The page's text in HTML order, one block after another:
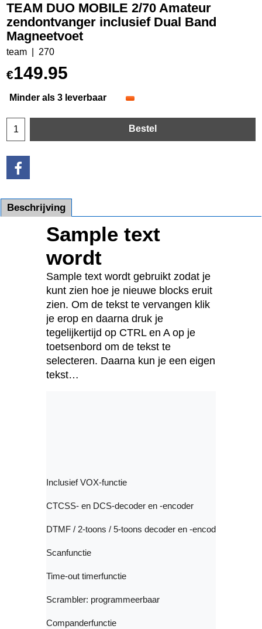
TEAM DUO MOBILE 2/70 Amateur
zendontvanger inclusief Dual Band
Magneetvoet
team 270
€149.95
Minder als 3 leverbaar
Bestel
Beschrijving
Sample text
wordt
Sample text wordt gebruikt zodat je
kunt zien hoe je nieuwe blocks eruit
zien. Om de tekst te vervangen klik
je erop en daarna druk je
tegelijkertijd op CTRL en A op je
toetsenbord om de tekst te
selecteren. Daarna kun je een eigen
tekst…
Inclusief VOX-functie
CTCSS- en DCS-decoder en -encoder
DTMF / 2-toons / 5-toons decoder en -encoder
Scanfunctie
Time-out timerfunctie
Scrambler: programmeerbaar
Companderfunctie